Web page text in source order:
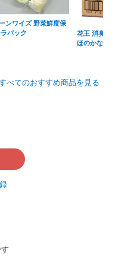
ンワイズ 野菜鮮度保
パック
花王 消臭剤
ほのかなグ
べてのおすすめ商品を見る